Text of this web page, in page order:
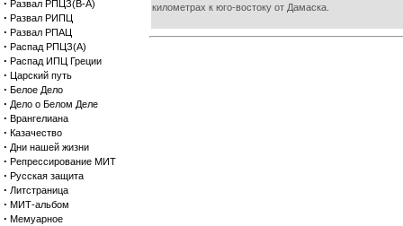
· Развал РПЦЗ(В-А)
· Развал РИПЦ
· Развал РПАЦ
· Распад РПЦЗ(А)
· Распад ИПЦ Греции
· Царский путь
· Белое Дело
· Дело о Белом Деле
· Врангелиана
· Казачество
· Дни нашей жизни
· Репрессирование МИТ
· Русская защита
· Литстраница
· МИТ-альбом
· Мемуарное
километрах к юго-востоку от Дамаска.